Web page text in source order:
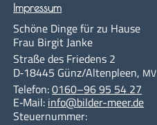
Impres­sum
Schö­ne Din­ge für zu Hause
Frau Bir­git Janke
Stra­ße des Frie­dens 2
D‑18445 Günz/Altenpleen, MV
Te­le­fon:0160–96 95 54 27
E‑Mail: info@bil­der-meer.de
Steu­er­num­mer: